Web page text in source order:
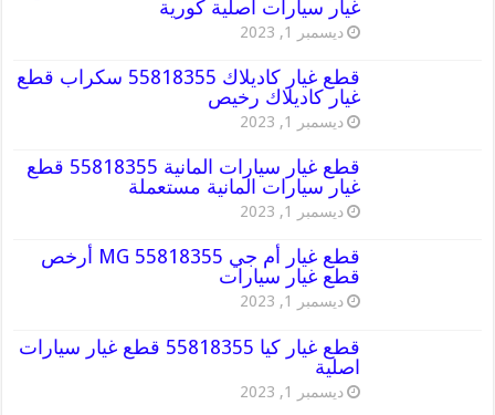
غيار سيارات اصلية كورية
ديسمبر 1, 2023
قطع غيار كاديلاك 55818355 سكراب قطع
غيار كاديلاك رخيص
ديسمبر 1, 2023
قطع غيار سيارات المانية 55818355 قطع
غيار سيارات المانية مستعملة
ديسمبر 1, 2023
قطع غيار أم جي MG 55818355 أرخص
قطع غيار سيارات
ديسمبر 1, 2023
قطع غيار كيا 55818355 قطع غيار سيارات
اصلية
ديسمبر 1, 2023